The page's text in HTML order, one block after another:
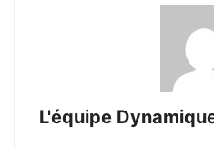
L'équipe